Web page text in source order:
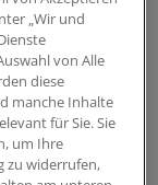
bei
und mäßig
bei etwa der
nicht
„Wir und
von Alle
diese
manche Inhalte
für Sie. Sie
um Ihre
zu widerrufen,